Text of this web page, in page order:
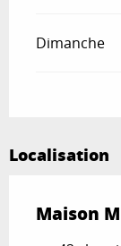
Dimanche
Localisation
Maison